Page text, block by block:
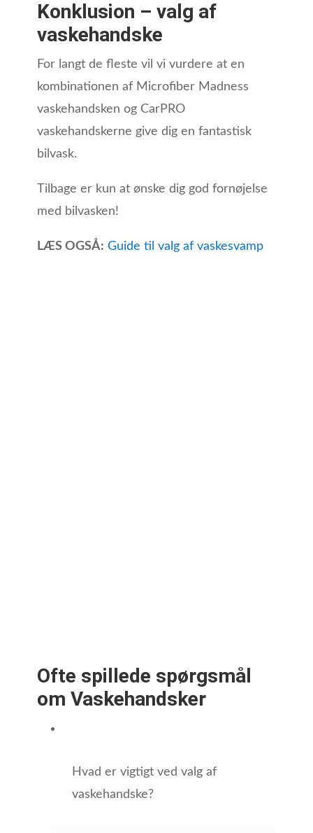
Konklusion – valg af
vaskehandske
For langt de fleste vil vi vurdere at en
kombinationen af Microfiber Madness
vaskehandsken og CarPRO
vaskehandskerne give dig en fantastisk
bilvask.
Tilbage er kun at ønske dig god fornøjelse
med bilvasken!
LÆS OGSÅ: Guide til valg af vaskesvamp
Ofte spillede spørgsmål
om Vaskehandsker
Hvad er vigtigt ved valg af
vaskehandske?